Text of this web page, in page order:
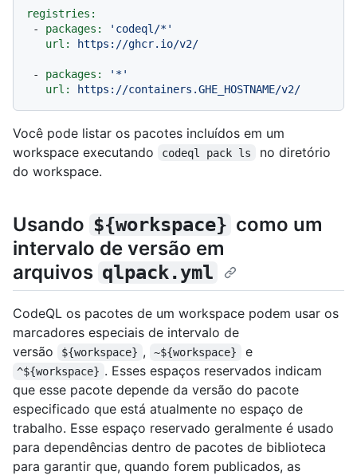
registries:
-
packages:
'codeql/*'
url:
https://ghcr.io/v2/
- packages:
'*'
url:
https://containers.GHE_HOSTNAME/v2/
Você pode listar os pacotes incluídos em um
workspace executando
codeql pack ls
no diretório
do workspace.
Usando ${workspace} como um
intervalo de versão em
arquivos qlpack.yml
CodeQL os pacotes de um workspace podem usar os
marcadores especiais de intervalo de
versão
${workspace} , ~${workspace} e
^${workspace} . Esses espaços reservados indicam
que esse pacote depende da versão do pacote
especificado que está atualmente no espaço de
trabalho. Esse espaço reservado geralmente é usado
para dependências dentro de pacotes de biblioteca
para garantir que, quando forem publicados, as